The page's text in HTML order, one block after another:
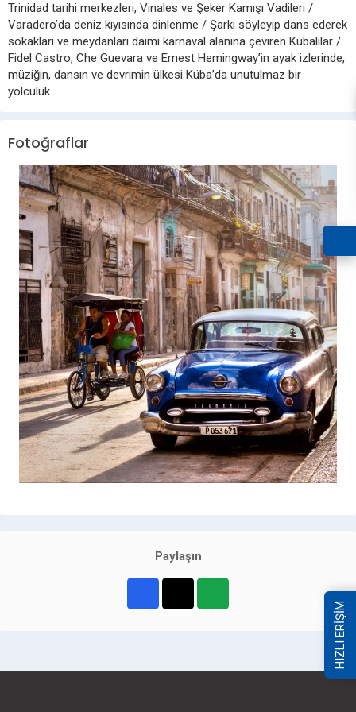
Trinidad tarihi merkezleri, Vinales ve Şeker Kamışı Vadileri /
Varadero’da deniz kıyısında dinlenme / Şarkı söyleyip dans ederek
sokakları ve meydanları daimi karnaval alanına çeviren Kübalılar /
Fidel Castro, Che Guevara ve Ernest Hemingway’in ayak izlerinde,
müziğin, dansın ve devrimin ülkesi Küba’da unutulmaz bir
yolculuk…
Fotoğraflar
Paylaşın
HIZLI ERİŞİM